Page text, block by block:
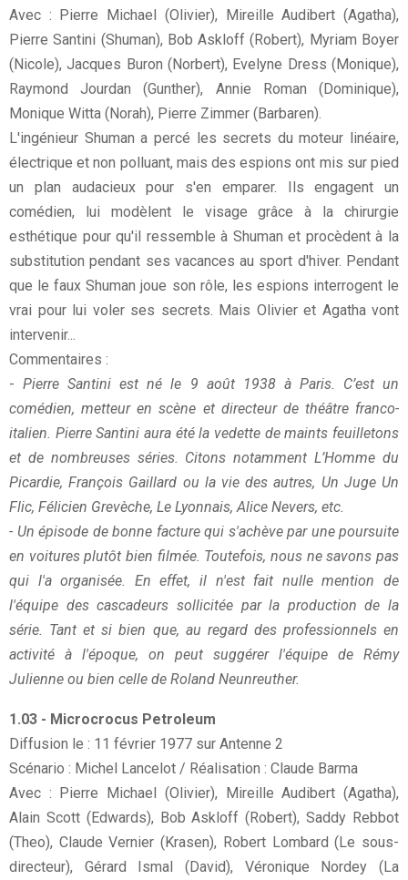
Avec : Pierre Michael (Olivier), Mireille Audibert (Agatha),
Pierre Santini (Shuman), Bob Askloff (Robert), Myriam Boyer
(Nicole), Jacques Buron (Norbert), Evelyne Dress (Monique),
Raymond Jourdan (Gunther), Annie Roman (Dominique),
Monique Witta (Norah), Pierre Zimmer (Barbaren).
L'ingénieur Shuman a percé les secrets du moteur linéaire,
électrique et non polluant, mais des espions ont mis sur pied
un plan audacieux pour s'en emparer. Ils engagent un
comédien, lui modèlent le visage grâce à la chirurgie
esthétique pour qu'il ressemble à Shuman et procèdent à la
substitution pendant ses vacances au sport d'hiver. Pendant
que le faux Shuman joue son rôle, les espions interrogent le
vrai pour lui voler ses secrets. Mais Olivier et Agatha vont
intervenir...
Commentaires :
-Pierre Santini est né le 9 août 1938 à Paris. C’est un
comédien, metteur en scène et directeur de théâtre franco-
italien. Pierre Santini aura été la vedette de maints feuilletons
et de nombreuses séries. Citons notamment L’Homme du
Picardie, François Gaillard ou la vie des autres, Un Juge Un
Flic, Félicien Grevèche, Le Lyonnais, Alice Nevers, etc.
- Un épisode de bonne facture qui s'achève par une poursuite
en voitures plutôt bien filmée. Toutefois, nous ne savons pas
qui l'a organisée. En effet, il n'est fait nulle mention de
l'équipe des cascadeurs sollicitée par la production de la
série. Tant et si bien que, au regard des professionnels en
activité à l'époque, on peut suggérer l'équipe de Rémy
Julienne ou bien celle de Roland Neunreuther.
1.03 - Microcrocus Petroleum
Diffusion le : 11 février 1977 sur Antenne 2
Scénario : Michel Lancelot / Réalisation : Claude Barma
Avec : Pierre Michael (Olivier), Mireille Audibert (Agatha),
Alain Scott (Edwards), Bob Askloff (Robert), Saddy Rebbot
(Theo), Claude Vernier (Krasen), Robert Lombard (Le sous-
directeur), Gérard Ismal (David), Véronique Nordey (La